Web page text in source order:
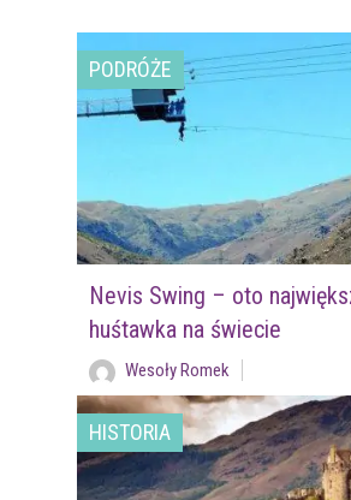
PODRÓŻE
Nevis Swing – oto
huśtawka na świecie
Wesoły Romek
HISTORIA